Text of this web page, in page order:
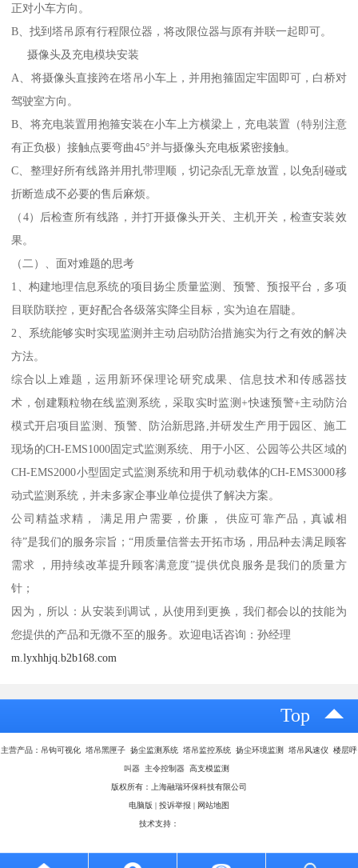
正对小车方向。
B、找到塔吊原有行程限位器，将改限位器与原有并联一起即可。
摄像头及充电模块安装
A、将摄像头直接跨在塔吊小车上，并用抱箍固定牢固即可，白桥对
驾驶室方向。
B、将充电装置用抱箍安装在小车上方横梁上，充电装置（特别注意
有正负极）接触点要弯曲45°并与摄像头充电板紧密接触。
C、整理好所有线路并用扎带理顺，切记杂乱无章放置，以免刮碰或
折断造成不必要的售后麻烦。
（4）后检查所有线路，并打开摄像头开关、主机开关，检查安装效
果。
（二）、面对难题的思考
1、构建地理信息系统的项目扬尘质量监测、预警、预报平台，多项
目联防联控，更好配合各级落实降尘目标，实为迫在眉睫。
2、系统能够实时实现监测并主动启动防治措施实为行之有效的解决
方法。
综合以上难题，运用新环保理论研究成果、信息技术和传感器技
术，创建颗粒物在线监测系统，采取实时监测+快速预警+主动防治
模式开启项目监测、预警、防治新思路,并研发生产用于园区、施工
现场的CH-EMS1000固定式监测系统、用于小区、公园等公共区域的
CH-EMS2000小型固定式监测系统和用于机动载体的CH-EMS3000移
动式监测系统，并未多家企事业单位提供了解决方案。
公司精益求精， 满足用户需要，价廉， 供应可靠产品，真诚相
待”是我们的服务宗旨；“用质量信誉去开拓市场，用品种去满足顾客
需求 ，用持续改革提升顾客满意度”提供优良服务是我们的质量方
针；
因为，所以：从安装到调试，从使用到更换，我们都会以的技能为
您提供的产品和无微不至的服务。欢迎电话咨询：孙经理
m.lyxhhjq.b2b168.com
Top
主营产品：吊钩可视化 塔吊黑匣子 扬尘监测系统 塔吊监控系统 扬尘环境监测 塔吊风速仪 楼层呼
叫器 主令控制器 高支模监测
版权所有：上海融瑞环保科技有限公司
电脑版 | 投诉举报 | 网站地图
技术支持：